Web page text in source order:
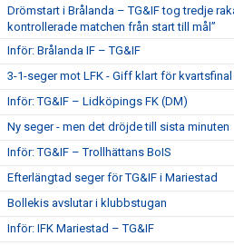
Drömstart i Brålanda – TG&IF tog tredje
kontrollerade matchen från start till mål”
Inför: Brålanda IF – TG&IF
3-1-seger mot LFK - Giff klart för kvartsfinal
Inför: TG&IF – Lidköpings FK (DM)
Ny seger - men det dröjde till sista minuten
Inför: TG&IF – Trollhättans BoIS
Efterlängtad seger för TG&IF i Mariestad
Bollekis avslutar i klubbstugan
Inför: IFK Mariestad – TG&IF